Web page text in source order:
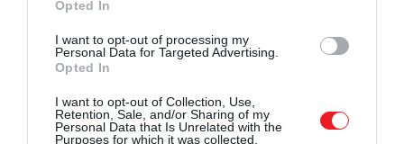
Opted In
I want to opt-out of processing my
Personal Data for Targeted Advertising.
Opted In
I want to opt-out of Collection, Use,
Retention, Sale, and/or Sharing of my
Personal Data that Is Unrelated with the
Purposes for which it was collected.
okozhat.Ennek megelőzése érdekében a kutatók
fejlett szénstruktúrákat, új elektrolitokat, sőt
optimális megoldások megtalálására.